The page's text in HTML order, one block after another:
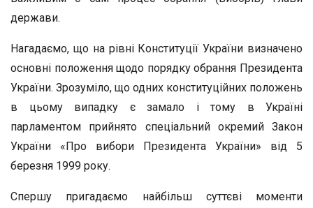
держави.
Нагадаємо, що на рівні Конституції України визначено
основні положення щодо порядку обрання Президента
України. Зрозуміло, що одних конституційних положень
в цьому випадку є замало і тому в Україні
парламентом прийнято спеціальний окремий Закон
України «Про вибори Президента України» від 5
березня 1999 року.
Спершу пригадаємо найбільш суттєві моменти